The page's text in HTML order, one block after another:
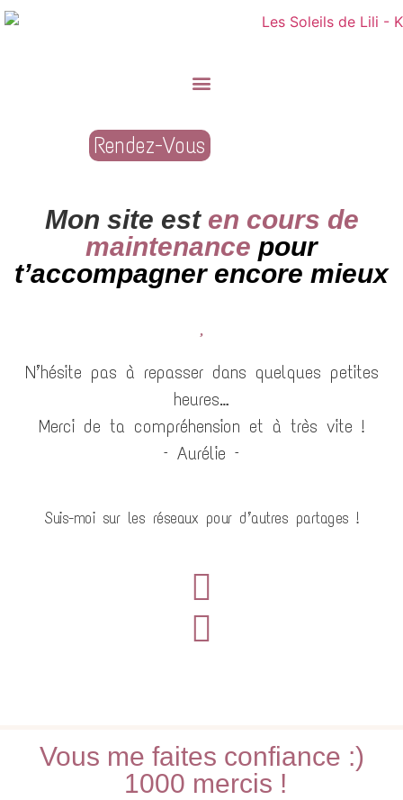
Rendez-Vous
Mon site est en cours de
maintenance pour
t’accompagner encore mieux
N’hésite pas à repasser dans quelques petites
heures…
Merci de ta compréhension et à très vite !
– Aurélie –
Suis-moi sur les réseaux pour d’autres partages !
Vous me faites confiance :)
1000 mercis !